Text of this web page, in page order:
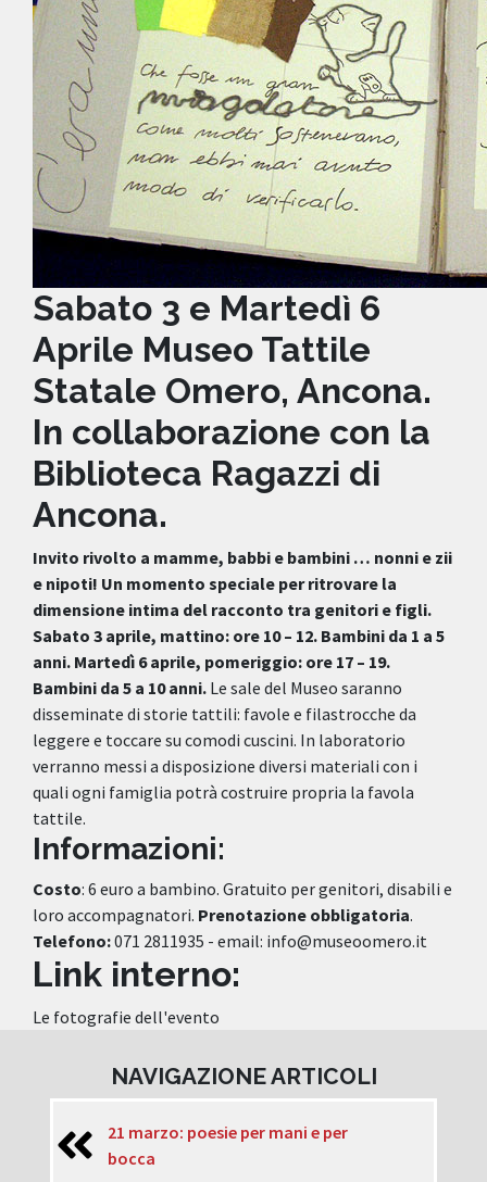
Sabato 3 e Martedì 6
Aprile Museo Tattile
Statale Omero, Ancona.
In collaborazione con la
Biblioteca Ragazzi di
Ancona.
Invito rivolto a mamme, babbi e bambini … nonni e zii
e nipoti! Un momento speciale per ritrovare la
dimensione intima del racconto tra genitori e figli.
Sabato 3 aprile, mattino: ore 10 – 12. Bambini da 1 a 5
anni. Martedì 6 aprile, pomeriggio: ore 17 – 19.
Bambini da 5 a 10 anni. Le sale del Museo saranno
disseminate di storie tattili: favole e filastrocche da
leggere e toccare su comodi cuscini. In laboratorio
verranno messi a disposizione diversi materiali con i
quali ogni famiglia potrà costruire propria la favola
tattile.
Informazioni:
Costo: 6 euro a bambino. Gratuito per genitori, disabili e
loro accompagnatori. Prenotazione obbligatoria.
Telefono:071 2811935 - email: info@museoomero.it
Link interno:
Le fotografie dell'evento
NAVIGAZIONE ARTICOLI
21 marzo: poesie per mani e per
bocca